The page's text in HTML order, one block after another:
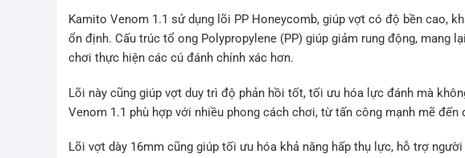
Kamito Venom 1.1 sử dụng lõi PP Honeycomb, giúp vợt có độ bền cao,
ổn định. Cấu trúc tổ ong Polypropylene (PP) giúp giảm rung động, mang
chơi thực hiện các cú đánh chính xác hơn.
Lõi này cũng giúp vợt duy trì độ phản hồi tốt, tối ưu hóa lực đánh mà
Venom 1.1 phù hợp với nhiều phong cách chơi, từ tấn công mạnh mẽ đến
Lõi vợt dày 16mm cũng giúp tối ưu hóa khả năng hấp thụ lực, hỗ trợ